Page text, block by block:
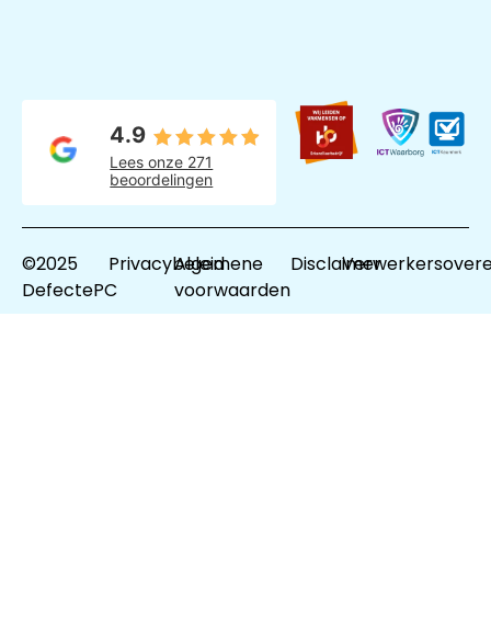
©2025
DefectePC
Privacybeleid
Algemene
voorwaarden
Disclaimer
4.9
Lees onze 271
beoordelingen